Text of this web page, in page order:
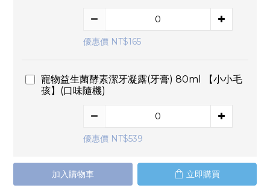
優惠價 NT$165
寵物益生菌酵素潔牙凝露(牙膏) 80ml 【小小毛
孩】(口味隨機)
優惠價 NT$539
加入購物車 立即購買